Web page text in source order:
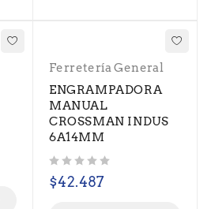
Ferretería General
ENGRAMPADORA
MANUAL
CROSSMAN INDUS
6A14MM
$42.487